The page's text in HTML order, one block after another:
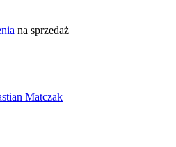
na sprzedaż